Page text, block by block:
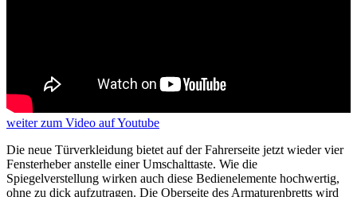
weiterzum Video auf Youtube
Die neue Türverkleidung bietet auf der Fahrerseite jetzt wieder vier
Fensterheber anstelle einer Umschalttaste. Wie die
Spiegelverstellung wirken auch diese Bedienelemente hochwertig,
ohne zu dick aufzutragen. Die Oberseite des Armaturenbretts wird